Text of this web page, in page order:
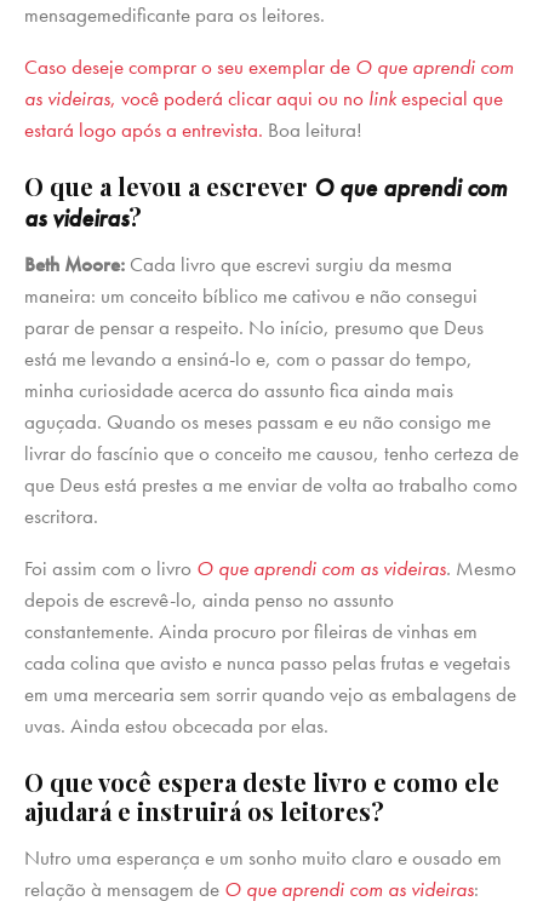
mensagemedificante para os leitores.
Caso deseje comprar o seu exemplar de O que aprendi com
as videiras, você poderá clicar aqui ou no linkespecial que
estará logo após a entrevista. Boa leitura!
O que a levou a escrever O que aprendi com
as videiras?
Beth Moore: Cada livro que escrevi surgiu da mesma
maneira: um conceito bíblico me cativou e não consegui
parar de pensar a respeito. No início, presumo que Deus
está me levando a ensiná-lo e, com o passar do tempo,
minha curiosidade acerca do assunto fica ainda mais
aguçada. Quando os meses passam e eu não consigo me
livrar do fascínio que o conceito me causou, tenho certeza de
que Deus está prestes a me enviar de volta ao trabalho como
escritora.
Foi assim com o livro O que aprendi com as videiras. Mesmo
depois de escrevê-lo, ainda penso no assunto
constantemente. Ainda procuro por fileiras de vinhas em
cada colina que avisto e nunca passo pelas frutas e vegetais
em uma mercearia sem sorrir quando vejo as embalagens de
uvas. Ainda estou obcecada por elas.
O que você espera deste livro e como ele
ajudará e instruirá os leitores?
Nutro uma esperança e um sonho muito claro e ousado em
relação à mensagem de O que aprendi com as videiras: